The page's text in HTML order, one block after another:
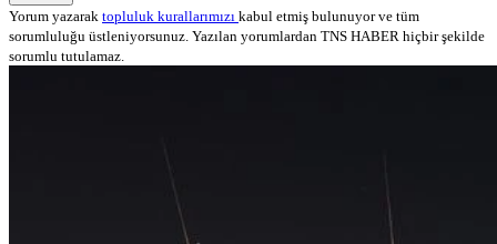
Yorum yazarak topluluk kurallarımızı kabul etmiş bulunuyor ve tüm
sorumluluğu üstleniyorsunuz. Yazılan yorumlardan TNS HABER hiçbir şekilde
sorumlu tutulamaz.